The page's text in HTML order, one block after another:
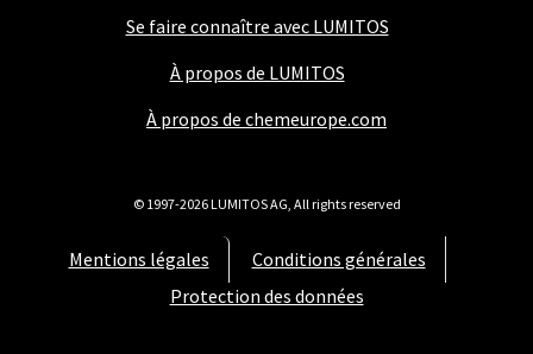
Se faire connaître avec LUMITOS
À propos de LUMITOS
À propos de chemeurope.com
Mentions légales
Conditions générales
Protection des données
© 1997-2026 LUMITOS AG, All rights reserved